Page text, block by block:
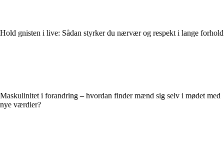
Hold gnisten i live: Sådan styrker du nærvær og respekt i lange forhold
Maskulinitet i forandring – hvordan finder mænd sig selv i mødet med
nye værdier?